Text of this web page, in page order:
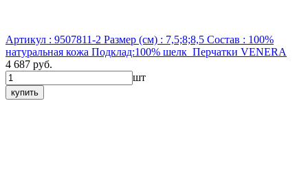
Артикул : 9507811-2 Размер (см) : 7,5;8;8,5 Состав : 100%
натуральная кожа Подклад:100% шелк Перчатки VENERA
4 687 руб.
шт
купить